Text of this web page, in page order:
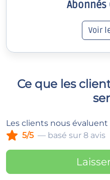
Abonnés
Voir
Ce que les
Les clients nous
5/5 — basé sur 8 avis